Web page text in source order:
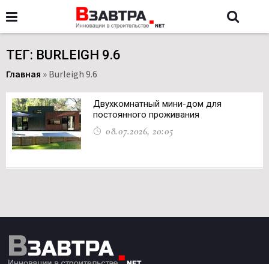
ТЕГ: BURLEIGH 9.6
Главная » Burleigh 9.6
Двухкомнатный мини-дом для
постоянного проживания
08.07.2026, 20:05